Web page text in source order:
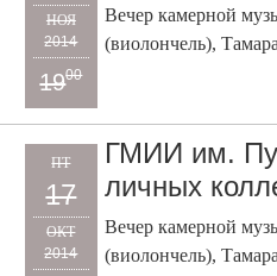
НОЯ
2014
1900
Вечер камерной
(виолончель),
ПТ
17
ОКТ
2014
ГМИИ им.
личных
Вечер камерной
(виолончель),